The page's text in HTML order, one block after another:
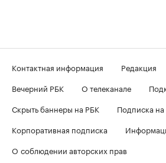
Контактная информация Редакция
Вечерний РБК
О телеканале
Скрыть баннеры на РБК
Подписка
Корпоративная подписка
О соблюдении авторских прав